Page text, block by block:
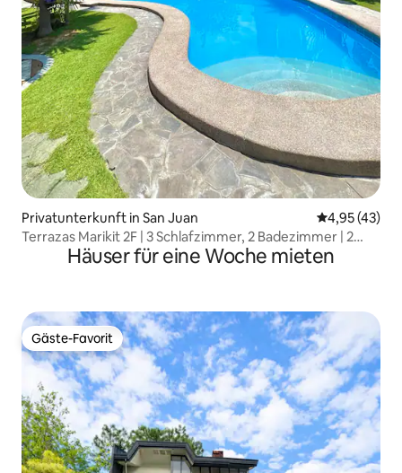
Privatunterkunft in San Juan
4,95 (43)
Terrazas Marikit 2F | 3 Schlafzimmer, 2 Badezimmer | 2
Min. zum Strand
Häuser für eine Woche mieten
Gäste-Favorit
Gäste-Favorit